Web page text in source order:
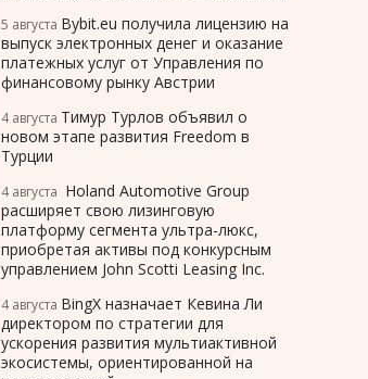
5 августа Bybit.eu получила лицензию на
выпуск электронных денег и оказание
платежных услуг от Управления по
финансовому рынку Австрии
4 августа Тимур Турлов объявил о
новом этапе развития Freedom в
Турции
4 августа Holand Automotive Group
расширяет свою лизинговую
платформу сегмента ультра-люкс,
приобретая активы под конкурсным
управлением John Scotti Leasing Inc.
4 августа BingX назначает Кевина Ли
директором по стратегии для
ускорения развития мультиактивной
экосистемы, ориентированной на